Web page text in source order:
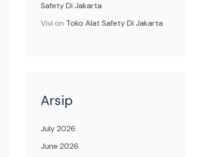
Safety Di Jakarta
Vivi on Toko Alat Safety Di Jakarta
Arsip
July 2026
June 2026